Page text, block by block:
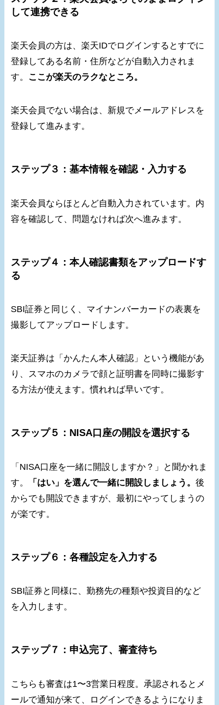
して連携できる
楽天会員の方は、楽天IDでログインするとすでに
登録してある名前・住所などが自動入力されま
す。 ここが楽天のラクなところ。
楽天会員でない場合は、新規でメールアドレスを
登録して進みます。
ステップ３：基本情報を確認・入力する
楽天会員ならほとんど自動入力されています。内
容を確認して、問題なければ次へ進みます。
ステップ４：本人確認書類をアップロードす
る
SBI証券と同じく、マイナンバーカードの表裏を
撮影してアップロードします。
楽天証券は「かんたん本人確認」という機能があ
り、スマホのカメラで顔と証明書を同時に撮影す
る方法が使えます。慣れれば早いです。
ステップ５：NISA口座の開設を選択する
「NISA口座を一緒に開設しますか？」と聞かれま
す。
「はい」を選んで一緒に開設しましょう。後
からでも開設できますが、最初にやってしまうの
が楽です。
ステップ６：各種設定を入力する
SBI証券と同様に、勤務先の種類や投資目的など
を入力します。
ステップ７：申込完了、審査待ち
こちらも審査は1〜3営業日程度。承認されるとメ
ールで通知が来て、ログインできるようになりま